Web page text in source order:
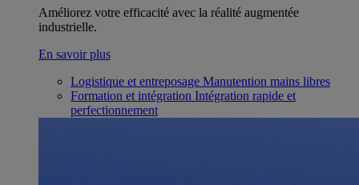
Améliorez votre efficacité avec la réalité augmentée
industrielle.
En savoir plus
Logistique et entreposage Manutention mains libres
Formation et intégration Intégration rapide et
perfectionnement